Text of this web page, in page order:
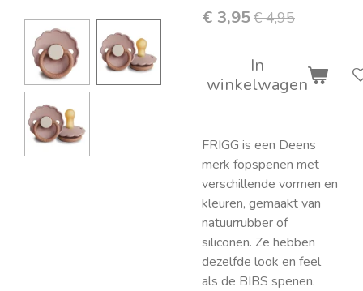
€ 3,95€ 4,95
In
winkelwagen
FRIGG is een Deens
merk fopspenen met
verschillende vormen en
kleuren, gemaakt van
natuurrubber of
siliconen. Ze hebben
dezelfde look en feel
als de BIBS spenen.